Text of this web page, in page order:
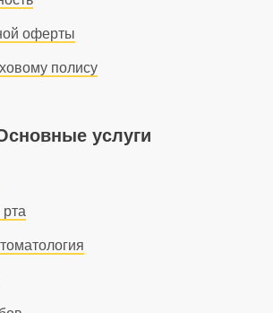
оферты
полису
услуги
рта